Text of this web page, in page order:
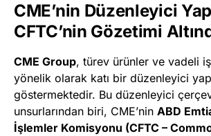
CME’nin Düzenleyici
CFTC’nin Gözetimi
CME Group, türev ürünler ve vadeli
yönelik olarak katı bir düzenleyici
göstermektedir. Bu düzenleyici
unsurlarından biri, CME’nin ABD
İşlemler Komisyonu (CFTC –